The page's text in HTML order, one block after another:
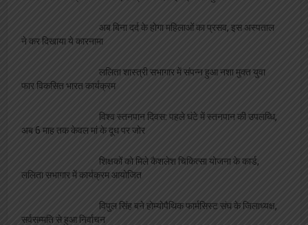
अब बिना दर्द के होगा महिलाओं का प्रसव, इस अस्पताल
ने कर दिखाया ये कारनामा
ललिता शास्त्री सभागार में संपन्न हुआ नशा मुक्त युवा
फार विकसित भारत कार्यक्रम
विश्व स्तनपान दिवस: पहले घंटे में स्तनपान की उपलब्धि,
अब 6 माह तक केवल मां के दूध पर जोर
शिक्षकों को मिले कैशलेश चिकित्सा योजना के कार्ड,
ललिता सभागार में कार्यक्रम आयोजित
विपुल सिंह बने होम्योपैथिक फार्मसिस्ट संघ के जिलाध्यक्ष,
सर्वसम्मति से हुआ निर्वाचन